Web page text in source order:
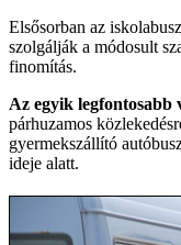
Elsősorban az
szolgálják a módosult
finomítás.
Az egyik legfontosabb
párhuzamos
gyermekszállító
ideje alatt.